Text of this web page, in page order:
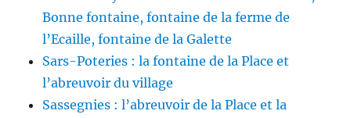
Bonne fontaine, fontaine de la ferme de
l’Ecaille, fontaine de la Galette
Sars-Poteries : la fontaine de la Place et
l’abreuvoir du village
Sassegnies : l’abreuvoir de la Place et la